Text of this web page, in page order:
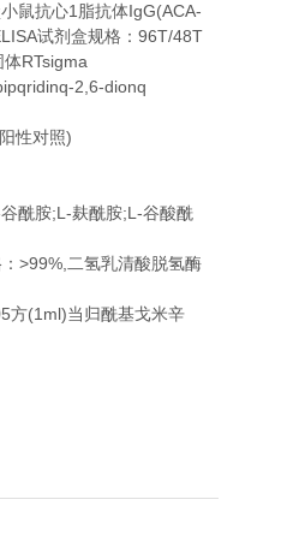
鼠抗心1 脂抗体IgG(ACA-
试剂盒规格： 96T/48T
体RTsigma
2,6-dionq
阳性对照)
谷酰胺;L-麸酰胺;L-谷酸酰
>99%, 二氢乳清酸脱氢酶
方(1ml)当归酰基戈米辛